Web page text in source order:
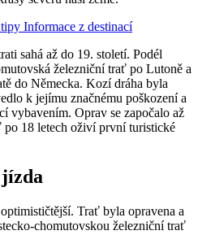
Informace z destinací
sahá až do 19. století. Podél
železniční trať po Lutoně a
do Německa. Kozí dráha byla
k jejímu značnému poškození a
vybavením. Oprav se započalo až
18 letech oživí první turistické
Trať byla opravena a
chomutovskou železniční trať